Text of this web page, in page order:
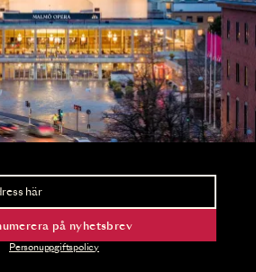
och biljettsläpp.
på nyhetsbrev
Personuppgiftspolicy